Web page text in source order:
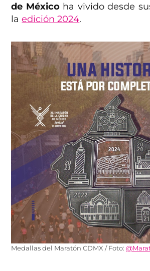
de Méxicoha vivido desde
laedición 2024.
Medallas del Maratón CDMX / Foto: